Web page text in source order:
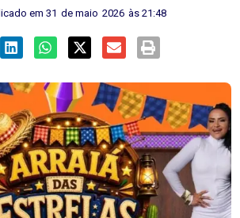
em 31 de maio 2026 às 21:48